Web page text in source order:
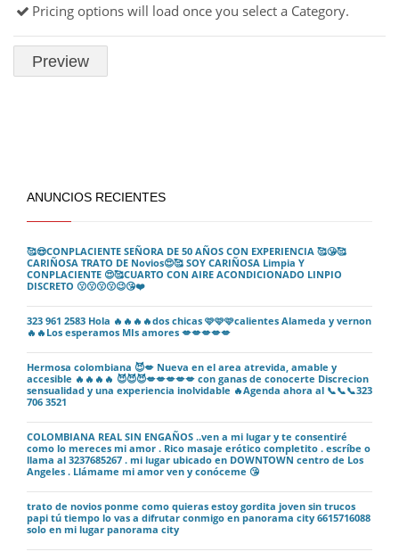
Pricing options will load once you select a Category.
ANUNCIOS RECIENTES
🥰😍CONPLACIENTE SEÑORA DE 50 AÑOS CON EXPERIENCIA 🥰😘🥰
CARIÑOSA TRATO DE Novios😍🥰 SOY CARIÑOSA Limpia Y
CONPLACIENTE 😍🥰CUARTO CON AIRE ACONDICIONADO LINPIO
DISCRETO 😗😗😗😗😉😘❤️
323 961 2583 Hola 🔥🔥🔥🔥dos chicas 🩷🩷🩷calientes Alameda y vernon
🔥🔥Los esperamos MIs amores 💋💋💋💋💋
Hermosa colombiana 😈💋 Nueva en el area atrevida, amable y
accesible 🔥🔥🔥🔥 😈😈😈💋💋💋💋💋 con ganas de conocerte Discrecion
sensualidad y una experiencia inolvidable 🔥Agenda ahora al 📞📞📞323
706 3521
COLOMBIANA REAL SIN ENGAÑOS ..ven a mi lugar y te consentiré
como lo mereces mi amor . Rico masaje erótico completito . escríbe o
llama al 3237685267 . mi lugar ubicado en DOWNTOWN centro de Los
Angeles . Llámame mi amor ven y conóceme 😘
trato de novios ponme como quieras estoy gordita joven sin trucos
papi tú tiempo lo vas a difrutar conmigo en panorama city 6615716088
solo en mi lugar panorama city